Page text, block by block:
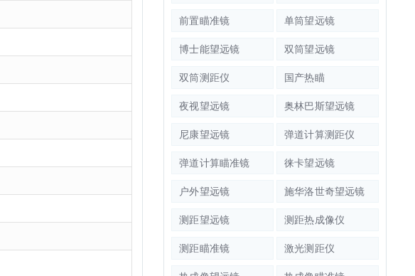
前置瞄准镜 单筒望远镜
博士能望远镜 双筒望远镜
双筒测距仪 国产热瞄
夜视望远镜 奥林巴斯望远镜
尼康望远镜 弹道计算测距仪
弹道计算瞄准镜 徕卡望远镜
户外望远镜 施华洛世奇望远镜
测距望远镜 测距热成像仪
测距瞄准镜 激光测距仪